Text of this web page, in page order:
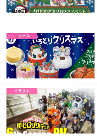
ニュース
イラスト